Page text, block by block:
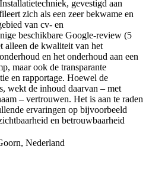
gevestigd aan
zich als een zeer bekwame en
van cv- en
beschikbare Google‑review (5
alleen de kwaliteit van het
en het onderhoud aan een
maar ook de transparante
en rapportage. Hoewel de
wekt de inhoud daarvan – met
– vertrouwen. Het is aan te raden
ervaringen op bijvoorbeeld
en betrouwbaarheid
Nederland